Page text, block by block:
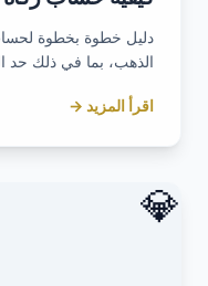
دليل خطوة بخطوة
الذهب، بما في ذلك حد
اقرأ المزيد →
💎